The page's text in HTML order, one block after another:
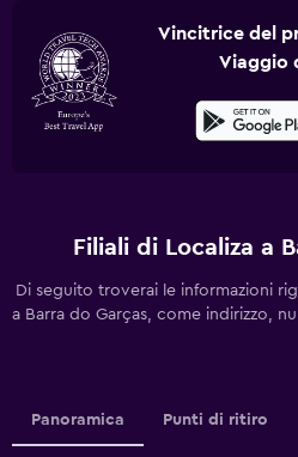
Vincitrice del
Viaggio
Filiali di Localiza a
Di seguito troverai le informazioni
a Barra do Garças, come indirizzo,
Panoramica Punti di ritiro